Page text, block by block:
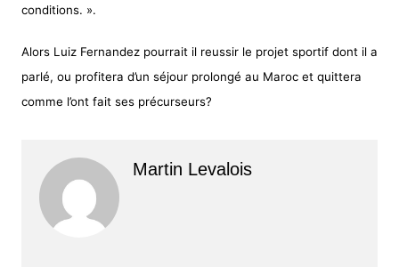
conditions. ».
Alors Luiz Fernandez pourrait il reussir le projet sportif dont il a
parlé, ou profitera d’un séjour prolongé au Maroc et quittera
comme l’ont fait ses précurseurs?
Martin Levalois